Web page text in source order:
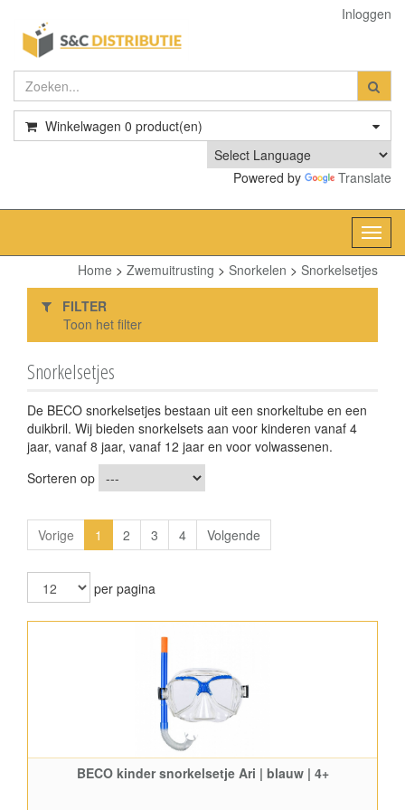
Inloggen
Winkelwagen 0 product(en)
Powered by Translate
Home > Zwemuitrusting > Snorkelen > Snorkelsetjes
FILTER
Toon het filter
Snorkelsetjes
De BECO snorkelsetjes bestaan uit een snorkeltube en een
duikbril. Wij bieden snorkelsets aan voor kinderen vanaf 4
jaar, vanaf 8 jaar, vanaf 12 jaar en voor volwassenen.
Sorteren op
Vorige 1 2 3 4 Volgende
per pagina
BECO kinder snorkelsetje Ari | blauw | 4+